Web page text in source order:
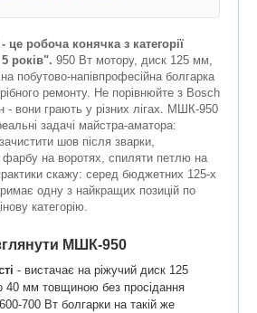
робоча конячка з категорії
років". 950 Вт мотору, диск 125 мм,
побутово-напівпрофесійна болгарка
ремонту. Не порівнюйте з Bosch
- вони грають у різних лігах. МШК-950
задачі майстра-аматора:
шов після зварки,
фарбу на воротях, спиляти петлю на
скажу: серед бюджетних 125-х
одну з найкращих позицій по
категорію.
МШК-950
- вистачає на ріжучий диск 125
мм товщиною без просідання
700 Вт болгарки на такій же